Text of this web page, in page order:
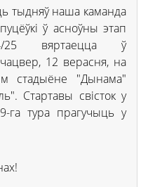
тыдняў наша каманда
ў асноўны этап
25 вяртаецца ў
12 верасня, на
стадыёне "Дынама"
Стартавы свісток у
га тура прагучыць у